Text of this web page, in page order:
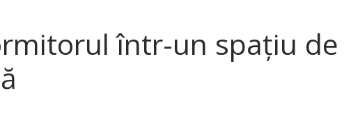
într-un spațiu de